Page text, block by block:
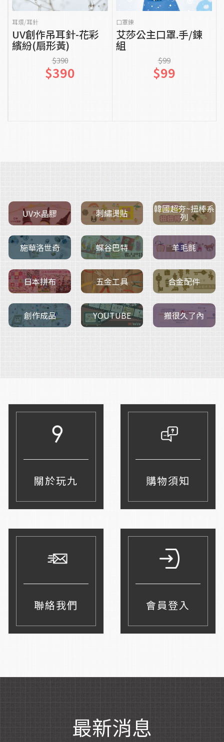
耳環/耳針
UV創作吊耳針-花彩
繽紛(扇形黃)
$390
$390
口罩鍊
艾莎公主口罩.手/鍊
組
$99
$99
UV水晶膠 刺繡燙貼 韓國超夯~扭棒系
列
施華洛世奇 蝶谷巴特 羊毛氈
日本拼布 五金工具 合金配件
創作成品 YOUTUBE 搬很久了內
關於玩九 購物須知
聯絡我們 會員登入
最新消息